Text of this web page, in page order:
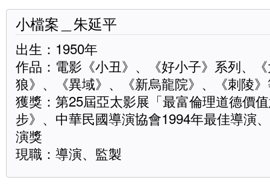
小檔案＿朱延平
出生：1950年
作品：電影《小丑》、《好小子》系列、
狼》、《異域》、《新烏龍院》、《刺陵
獲獎：第25屆亞太影展「最富倫理道德價
步》、中華民國導演協會1994年最佳導演
演獎
現職：導演、監製